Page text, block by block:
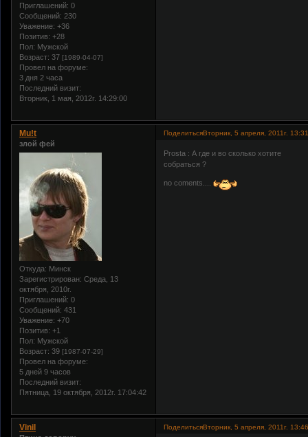
Приглашений: 0
Сообщений: 230
Уважение: +36
Позитив: +28
Пол: Мужской
Возраст: 37 [1989-04-07]
Провел на форуме:
3 дня 2 часа
Последний визит:
Вторник, 1 мая, 2012г. 14:29:00
ПоделитьсяВторник, 5 апреля, 2011г.
Mu!t
злой фей
Откуда: Минск
Зарегистрирован: Среда, 13
октября, 2010г.
Приглашений: 0
Сообщений: 431
Уважение: +70
Позитив: +1
Пол: Мужской
Возраст: 39 [1987-07-29]
Провел на форуме:
5 дней 9 часов
Последний визит:
Пятница, 19 октября, 2012г. 17:04:42
Prosta : А где и во сколько хотите
собраться ?
no coments....
ПоделитьсяВторник, 5 апреля, 2011г.
Vinil